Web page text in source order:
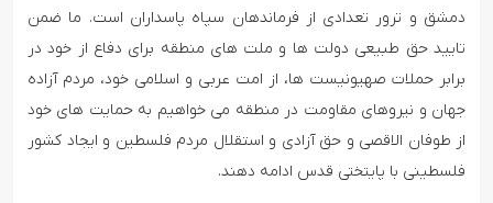
دمشق و ترور تعدادی از فرماندهان سپاه پاسداران است. ما ضمن
تایید حق طبیعی دولت ها و ملت های منطقه برای دفاع از خود در
برابر حملات صهیونیست ها، از امت عربی و اسلامی خود، مردم آزاده
جهان و نیروهای مقاومت در منطقه می خواهیم به حمایت های خود
از طوفان الاقصی و حق آزادی و استقلال مردم فلسطین و ایجاد کشور
فلسطینی با پایتختی قدس ادامه دهند.